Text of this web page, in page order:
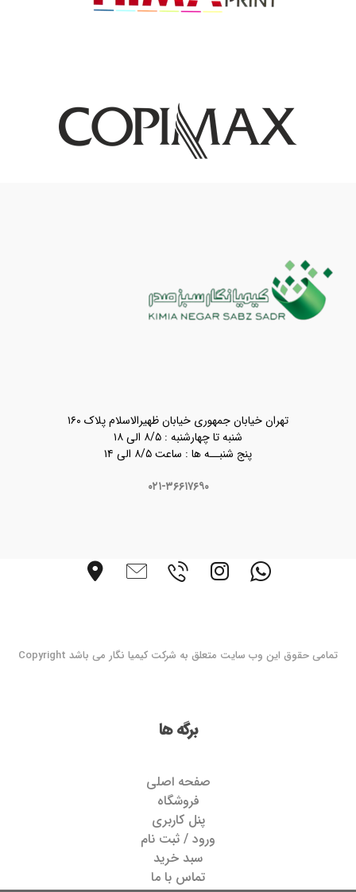
تهران خیابان جمهوری خیابان ظهیرالاسلام پلاک ۱۶۰
شنبه تا چهارشنبه : ۸/۵ الی ۱۸
پنج شنبــه ها : ساعت ۸/۵ الی ۱۴
۰۲۱-۳۶۶۱۷۶۹۰
تمامی حقوق این وب سایت متعلق به شرکت کیمیا نگار می باشد Copyright
برگه ها
صفحه اصلی
فروشگاه
پنل کاربری
ورود / ثبت نام
سبد خرید
تماس با ما